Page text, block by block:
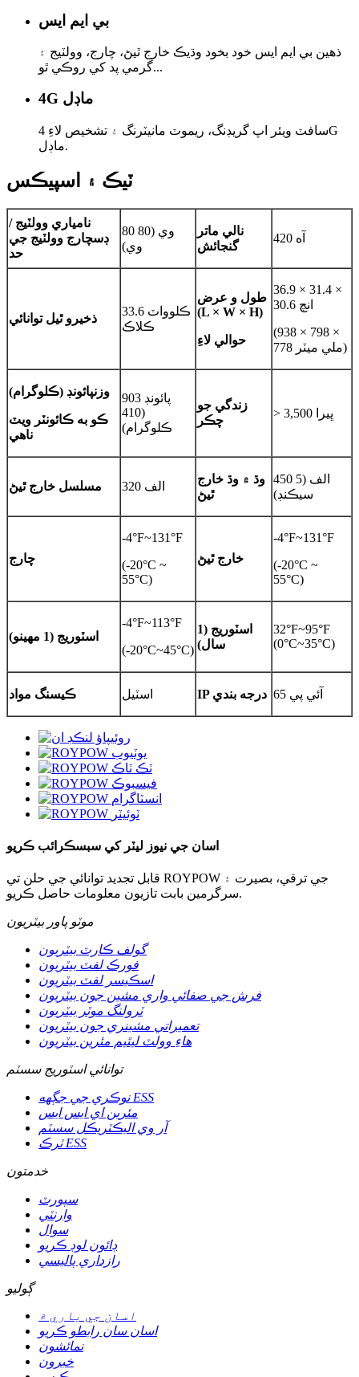
بي ايم ايس
ذهين بي ايم ايس خود بخود وڌيڪ خارج ٿيڻ، چارج، وولٽيج ۽
گرمي پد کي روڪي ٿو...
4G ماڊل
سافٽ ويئر اپ گريڊنگ، ريموٽ مانيٽرنگ ۽ تشخيص لاءِ 4G
ماڊل.
ٽيڪ ۽ اسپيڪس
نامياري وولٽيج /
ڊسچارج وولٽيج جي
حد
80 وي (80
وي)
نالي ماتر
گنجائش
420 آه
ذخيرو ٿيل توانائي
33.6 ڪلوواٽ
ڪلاڪ
طول و عرض
(L × W × H)
حوالي لاءِ
36.9 × 31.4 ×
30.6 انچ
(938 × 798 ×
778 ملي ميٽر)
وزنپائونڊ (ڪلوگرام)
ڪو به ڪائونٽر ويٽ
ناهي
903 پائونڊ
(410
ڪلوگرام)
زندگي جو
چڪر
> 3,500 ڀيرا
مسلسل خارج ٿيڻ 320 الف
وڌ ۾ وڌ خارج
ٿيڻ
450 الف (5
سيڪنڊ)
چارج
-4°F~131°F
(-20°C ~
55°C)
خارج ٿيڻ
-4°F~131°F
(-20°C ~
55°C)
اسٽوريج (1 مهينو)
-4°F~113°F
(-20°C~45°C)
اسٽوريج (1
سال)
32°F~95°F
(0°C~35°C)
ڪيسنگ مواد اسٽيل IP درجه بندي آئي پي 65
اسان جي نيوز ليٽر کي سبسڪرائب ڪريو
قابل تجديد توانائي جي حلن تي ROYPOW جي ترقي، بصيرت ۽
سرگرمين بابت تازيون معلومات حاصل ڪريو.
موٽو پاور بيٽريون
گولف ڪارٽ بيٽريون
فورڪ لفٽ بيٽريون
اسڪيسر لفٽ بيٽريون
فرش جي صفائي واري مشين جون بيٽريون
ٽرولنگ موٽر بيٽريون
تعميراتي مشينري جون بيٽريون
هاءِ وولٽ ليٿيم مئرين بيٽريون
توانائي اسٽوريج سسٽم
نوڪري جي جڳهه ESS
مئرين اي ايس ايس
آر وي اليڪٽريڪل سسٽم
ٽرڪ ESS
خدمتون
سپورٽ
وارنٽي
سوال
ڊائون لوڊ ڪريو
رازداري پاليسي
ڳوليو
اسان جي باري ۾
اسان سان رابطو ڪريو
نمائشون
خبرون